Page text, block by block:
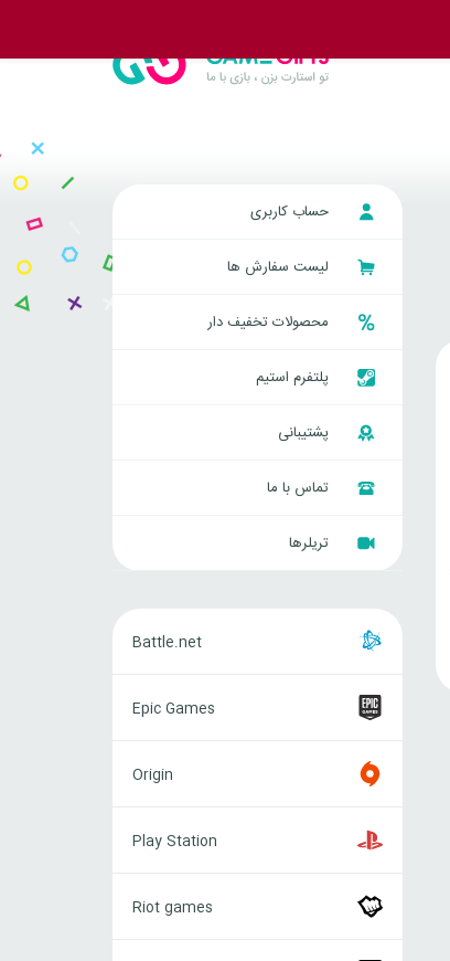
حساب کاربری
لیست سفارش ها
محصولات تخفیف دار
پلتفرم استیم
پشتیبانی
تماس با ما
تریلرها
Battle.net
Games
Epic Games
Origin
Station
Play Station
games
Riot games